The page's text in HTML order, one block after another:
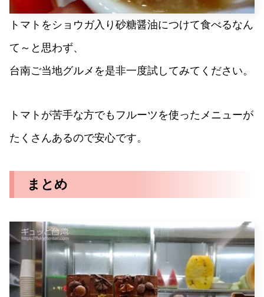
トマトをショウガ入り砂糖醤油につけて食べるなん
て～と思わず、
台南ご当地グルメを是非一度試してみてください。
トマトが苦手な方でもフルーツを使ったメニューが
たくさんあるので安心です。
まとめ